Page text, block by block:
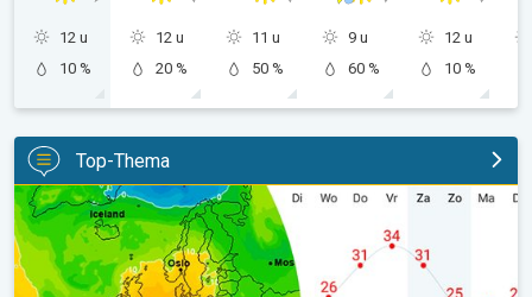
12 u
10 %
12 u
20 %
11 u
50 %
9 u
60 %
12 u
10 %
Top-Thema
Nieuwe hittepiek deze week. 14-daagse weertrend. . .